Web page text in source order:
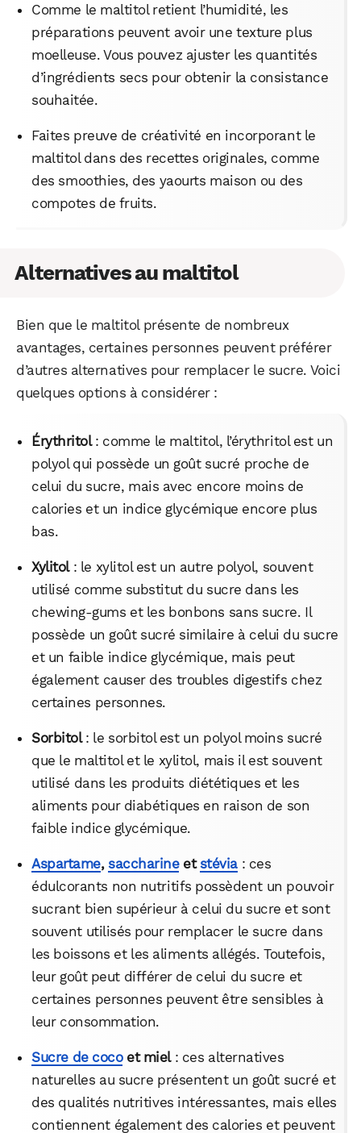
Comme le maltitol retient l’humidité, les
préparations peuvent avoir une texture plus
moelleuse. Vous pouvez ajuster les quantités
d’ingrédients secs pour obtenir la consistance
souhaitée.
Faites preuve de créativité en incorporant le
maltitol dans des recettes originales, comme
des smoothies, des yaourts maison ou des
compotes de fruits.
Alternatives au maltitol
Bien que le maltitol présente de nombreux
avantages, certaines personnes peuvent préférer
d’autres alternatives pour remplacer le sucre. Voici
quelques options à considérer :
Érythritol: comme le maltitol, l’érythritol est un
polyol qui possède un goût sucré proche de
celui du sucre, mais avec encore moins de
calories et un indice glycémique encore plus
bas.
Xylitol: le xylitol est un autre polyol, souvent
utilisé comme substitut du sucre dans les
chewing-gums et les bonbons sans sucre. Il
possède un goût sucré similaire à celui du sucre
et un faible indice glycémique, mais peut
également causer des troubles digestifs chez
certaines personnes.
Sorbitol: le sorbitol est un polyol moins sucré
que le maltitol et le xylitol, mais il est souvent
utilisé dans les produits diététiques et les
aliments pour diabétiques en raison de son
faible indice glycémique.
Aspartame,saccharineetstévia: ces
édulcorants non nutritifs possèdent un pouvoir
sucrant bien supérieur à celui du sucre et sont
souvent utilisés pour remplacer le sucre dans
les boissons et les aliments allégés. Toutefois,
leur goût peut différer de celui du sucre et
certaines personnes peuvent être sensibles à
leur consommation.
Sucre de cocoet miel: ces alternatives
naturelles au sucre présentent un goût sucré et
des qualités nutritives intéressantes, mais elles
contiennent également des calories et peuvent
Facebook X LinkedIn